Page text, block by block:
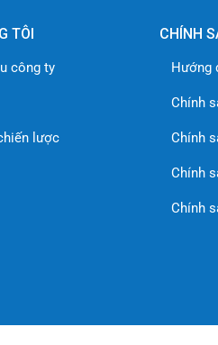
TÔI
công ty
lược
CHÍNH
Hướng
Chính
Chính
Chính
Chính